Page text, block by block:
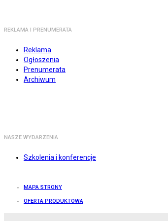
REKLAMA I PRENUMERATA
Reklama
Ogłoszenia
Prenumerata
Archiwum
NASZE WYDARZENIA
Szkolenia i konferencje
MAPA STRONY
OFERTA PRODUKTOWA